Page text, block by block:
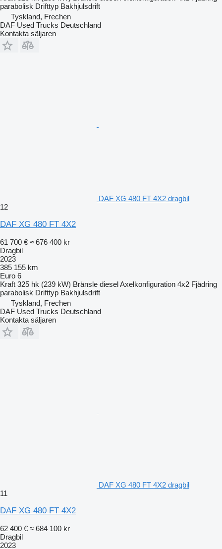
parabolisk Drifttyp Bakhjulsdrift
Tyskland, Frechen
DAF Used Trucks Deutschland
Kontakta säljaren
DAF XG 480 FT 4X2 dragbil
12
DAF XG 480 FT 4X2
61 700 € ≈ 676 400 kr
Dragbil
2023
385 155 km
Euro 6
Kraft 325 hk (239 kW) Bränsle dieselAxelkonfiguration 4x2 Fjädring
parabolisk Drifttyp Bakhjulsdrift
Tyskland, Frechen
DAF Used Trucks Deutschland
Kontakta säljaren
DAF XG 480 FT 4X2 dragbil
11
DAF XG 480 FT 4X2
62 400 € ≈ 684 100 kr
Dragbil
2023